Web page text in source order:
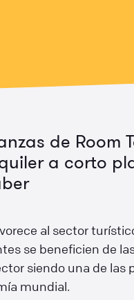
de Room
a corto
al sector
se beneficien de
siendo una de las
mundial.